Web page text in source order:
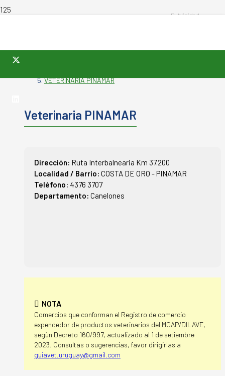
-
VETERINARIA PINAMAR
Veterinaria PINAMAR
Dirección: Ruta Interbalnearia Km 37.200
Localidad / Barrio: COSTA DE ORO - PINAMAR
Teléfono: 4376 3707
Departamento: Canelones
NOTA
Comercios que conforman el Registro de comercio
expendedor de productos veterinarios del MGAP/DILAVE,
segùn Decreto 160/997, actualizado al 1 de setiembre
2023. Consultas o sugerencias, favor dirigirlas a
guiavet.uruguay@gmail.com